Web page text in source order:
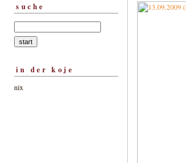
suche
in der koje
nix